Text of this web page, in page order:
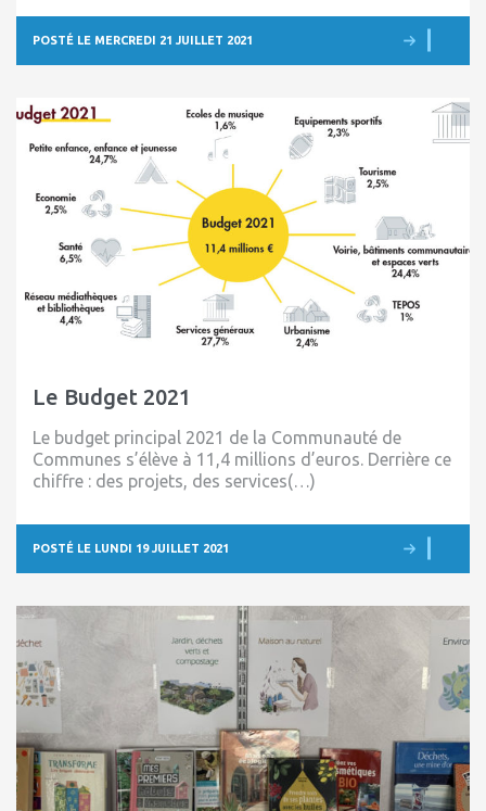
POSTÉ LE MERCREDI 21 JUILLET 2021
Le Budget 2021
Le budget principal 2021 de la Communauté de
Communes s’élève à 11,4 millions d’euros. Derrière ce
chiffre : des projets, des services(…)
POSTÉ LE LUNDI 19 JUILLET 2021